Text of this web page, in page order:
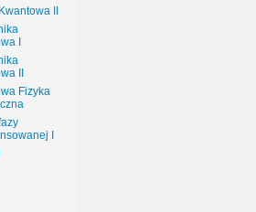
II
I
II
Fizyka
I